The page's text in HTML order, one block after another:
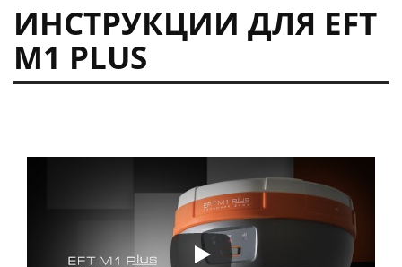
ИНСТРУКЦИИ ДЛЯ EFT
M1 PLUS